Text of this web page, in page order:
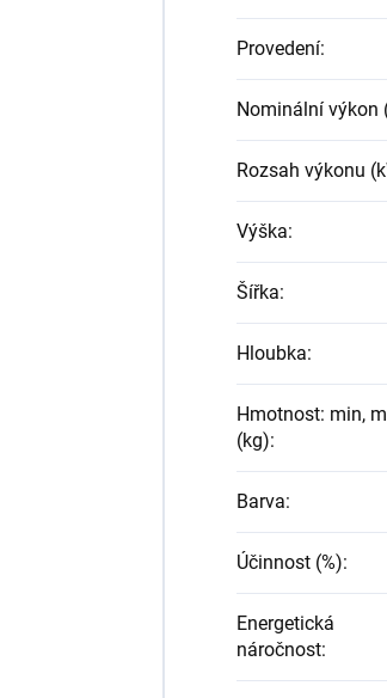
Provedení:
Nominální výkon
Rozsah výkonu
Výška:
Šířka:
Hloubka:
Hmotnost: min,
(kg):
Barva:
Účinnost (%):
Energetická
náročnost: